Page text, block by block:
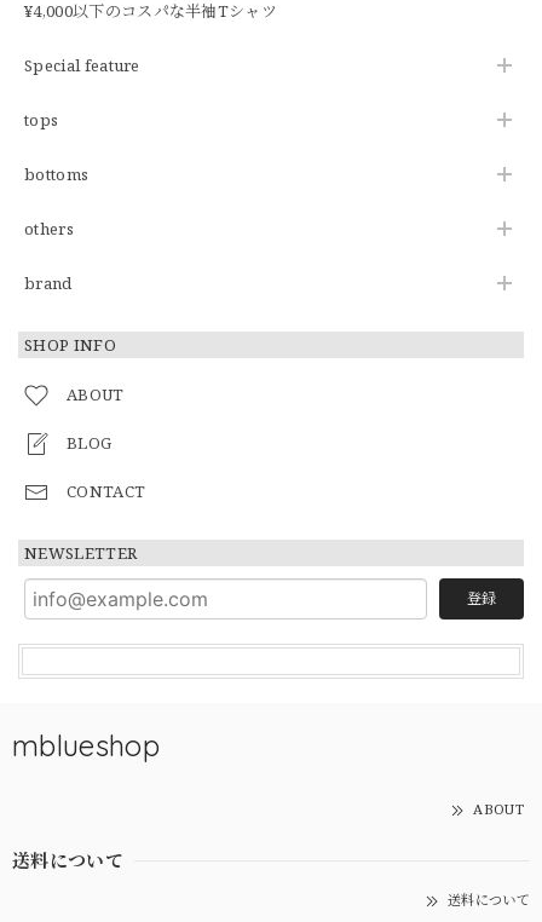
¥4,000以下のコスパな半袖Tシャツ
Special feature
tops
bottoms
others
brand
SHOP INFO
ABOUT
BLOG
CONTACT
NEWSLETTER
登録
mblueshop
ABOUT
送料について
送料について